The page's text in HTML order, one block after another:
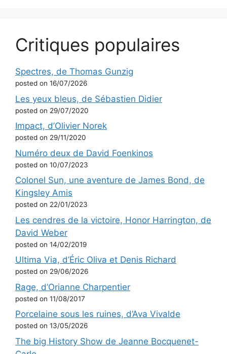
Critiques populaires
Spectres, de Thomas Gunzig
posted on 16/07/2026
Les yeux bleus, de Sébastien Didier
posted on 29/07/2020
Impact, d’Olivier Norek
posted on 29/11/2020
Numéro deux de David Foenkinos
posted on 10/07/2023
Colonel Sun, une aventure de James Bond, de
Kingsley Amis
posted on 22/01/2023
Les cendres de la victoire, Honor Harrington, de
David Weber
posted on 14/02/2019
Ultima Via, d’Éric Oliva et Denis Richard
posted on 29/06/2026
Rage, d’Orianne Charpentier
posted on 11/08/2017
Porcelaine sous les ruines, d’Ava Vivalde
posted on 13/05/2026
The big History Show de Jeanne Bocquenet-